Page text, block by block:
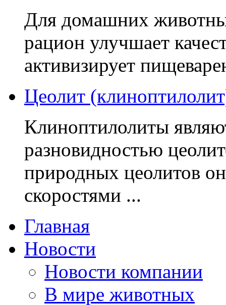
Для домашних
рацион улучшает
активизирует
Цеолит
Клиноптилолиты
разновидностью
природных цеолитов
скоростями ...
Главная
Новости
Новости компании
В мире животных